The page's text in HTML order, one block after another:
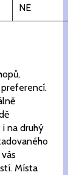
NE
na druhý
Místa